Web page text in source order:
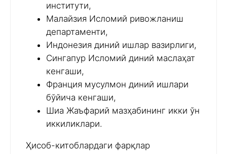
институти,
Малайзия Исломий ривожланиш
департаменти,
Индонезия диний ишлар вазирлиги,
Сингапур Исломий диний маслаҳат
кенгаши,
Франция мусулмон диний ишлари
бўйича кенгаши,
Шиа Жаъфарий мазҳабининг икки ўн
иккиликлари.
Ҳисоб-китоблардаги фарқлар